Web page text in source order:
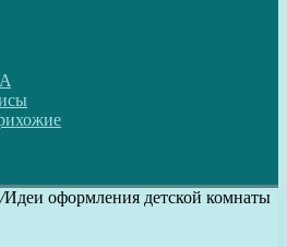
/Идеи оформления детской комнаты